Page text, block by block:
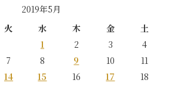
2019年5月
火 水 木 金 土
1 2 3
4
7 8 9 10
11
14 15 16 17
18